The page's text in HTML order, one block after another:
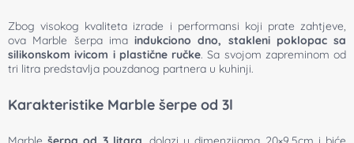
Zbog visokog kvaliteta izrade i performansi koji prate zahtjeve,
ova Marble šerpa ima indukciono dno, stakleni poklopac sa
silikonskom ivicom i plastične ručke. Sa svojom zapreminom od
tri litra predstavlja pouzdanog partnera u kuhinji.
Karakteristike Marble šerpe od 3l